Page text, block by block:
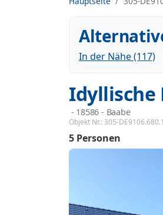
In der Nähe (117)
Idyllische
- 18586 - Baabe
Objekt Nr.: 305-DE9106.680.1
5 Personen